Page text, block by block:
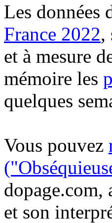
Les données
France 2022,
et à mesure
mémoire les
quelques
Vous pouvez
dopage.com,
et son